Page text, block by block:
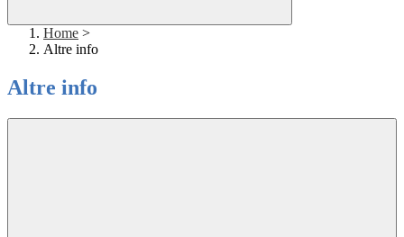
Home >
Altre info
Altre info